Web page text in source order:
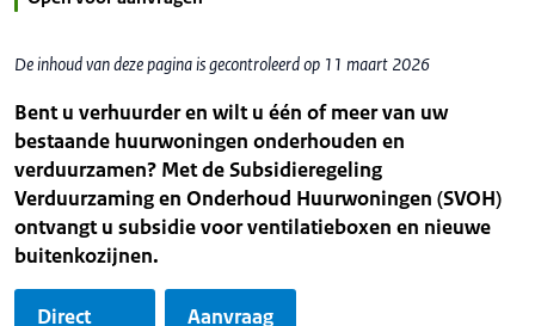
De inhoud van deze pagina is gecontroleerd op 11 maart 2026
Bent u verhuurder en wilt u één of meer van uw
bestaande huurwoningen onderhouden en
verduurzamen? Met de Subsidieregeling
Verduurzaming en Onderhoud Huurwoningen (SVOH)
ontvangt u subsidie voor ventilatieboxen en nieuwe
buitenkozijnen.
Direct
Aanvraag